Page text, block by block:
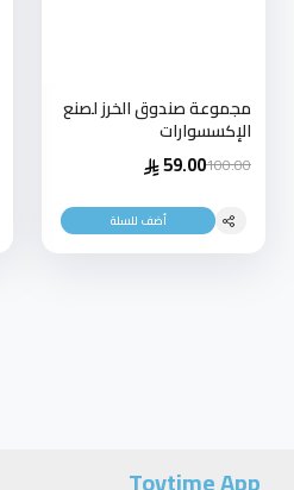
مجموعة صندوق الخرز لصنع
الإكسسوارات
100.00
59.00
أضف للسلة